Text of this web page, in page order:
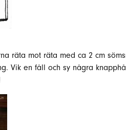
räta mot räta med ca 2 cm
Vik en fåll och sy några